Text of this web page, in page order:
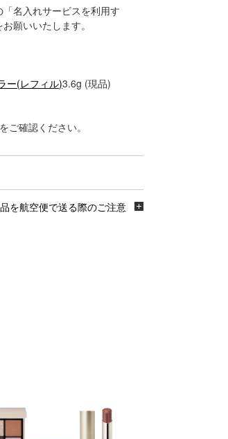
名入れサービスを利用す
願いいたします。
ー(レフィル)3.6g (現品)
ご確認ください。
を航空便で送る際のご注意